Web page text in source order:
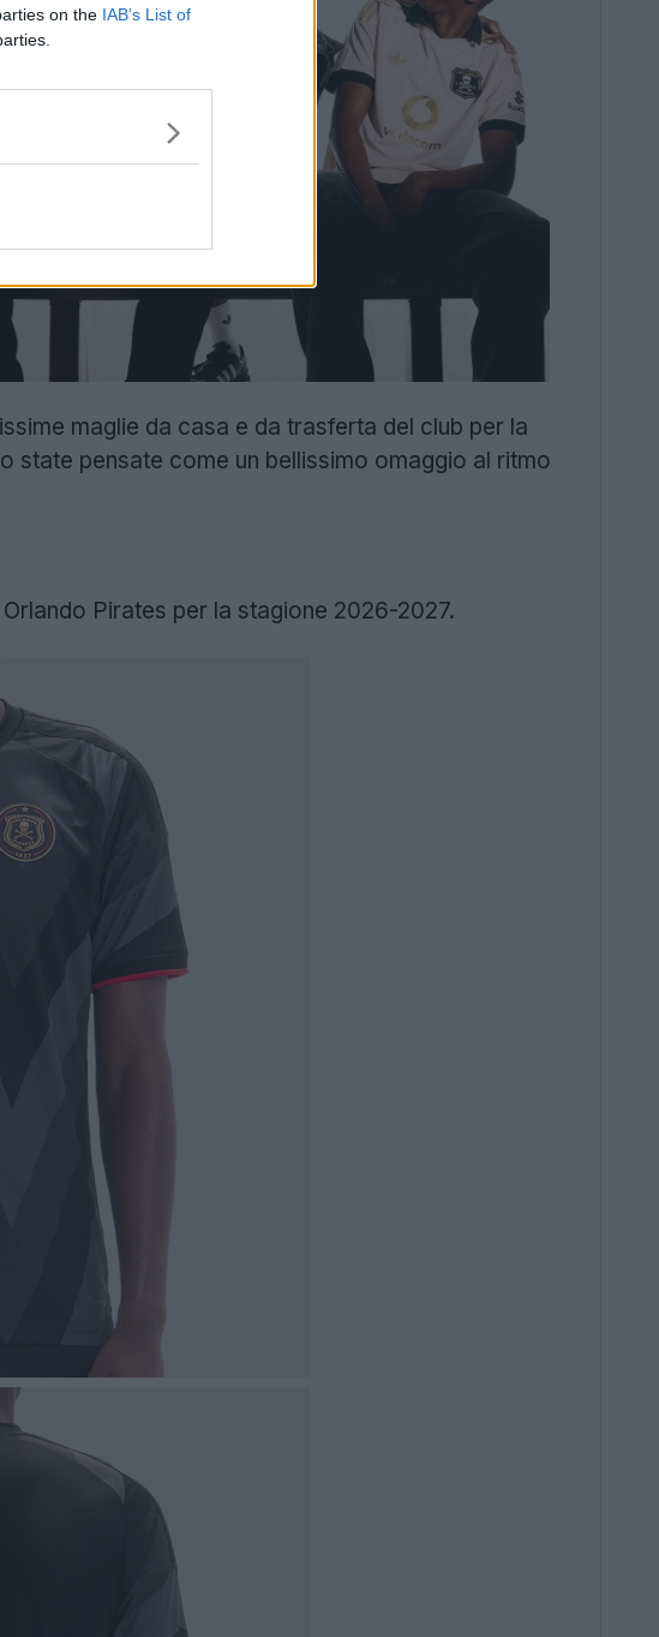
on the IAB’s List of
maglie da casa e da trasferta del club per la
state pensate come un bellissimo omaggio al ritmo
Pirates per la stagione 2026-2027.